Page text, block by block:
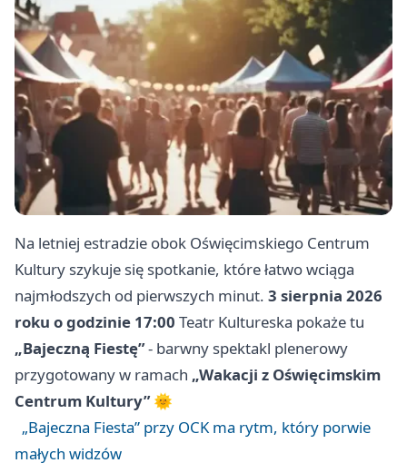
Na letniej estradzie obok Oświęcimskiego Centrum
Kultury szykuje się spotkanie, które łatwo wciąga
najmłodszych od pierwszych minut. 3 sierpnia 2026
roku o godzinie 17:00 Teatr Kultureska pokaże tu
„Bajeczną Fiestę”- barwny spektakl plenerowy
przygotowany w ramach „Wakacji z Oświęcimskim
Centrum Kultury”🌞
„Bajeczna Fiesta” przy OCK ma rytm, który porwie
małych widzów